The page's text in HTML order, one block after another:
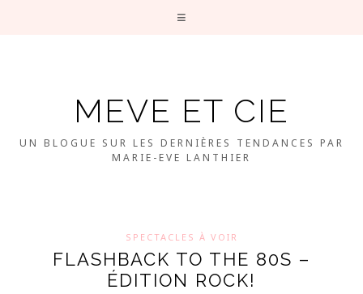
MEVE ET CIE
UN BLOGUE SUR LES DERNIÈRES TENDANCES PAR
MARIE-EVE LANTHIER
SPECTACLES À VOIR
FLASHBACK TO THE 80S –
ÉDITION ROCK!